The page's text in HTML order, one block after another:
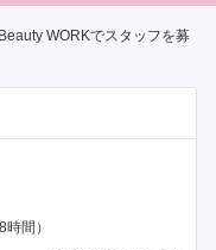
WORKでスタッフを募
間）